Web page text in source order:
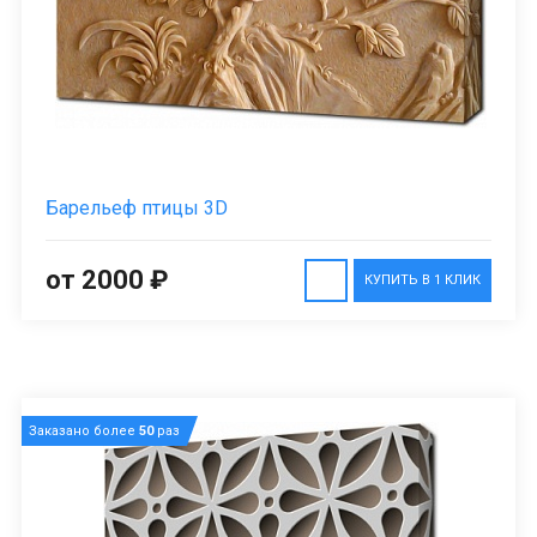
Барельеф птицы 3D
КУПИТЬ В 1 КЛИК
от 2000 ₽
Заказано более 50раз